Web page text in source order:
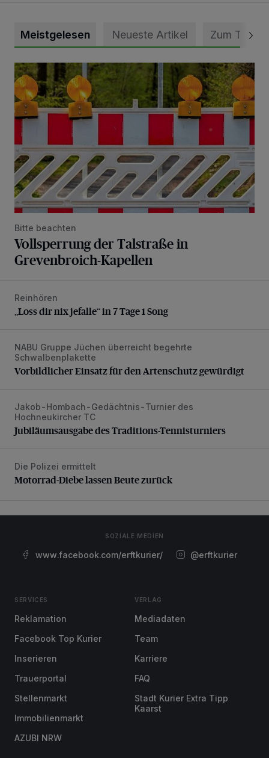
Meistgelesen Neueste Artikel Zum Thema
Vollsperrung der Talstraße in Grevenbroich-Kapellen
Bitte beachten
Vollsperrung der Talstraße in
Grevenbroich-Kapellen
„Loss dir nix jefalle“ in 7 Tage 1 Song
Reinhören
„Loss dir nix jefalle“ in 7 Tage 1 Song
Vorbildlicher Einsatz für den Artenschutz gewürdigt
NABU Gruppe Jüchen überreicht begehrte
Schwalbenplakette
Vorbildlicher Einsatz für den Artenschutz gewürdigt
Jubiläumsausgabe des Traditions-Tennisturniers
Jakob-Hombach-Gedächtnis-Turnier des
Hochneukircher TC
Jubiläumsausgabe des Traditions-Tennisturniers
Motorrad-Diebe lassen Beute zurück
Die Polizei ermittelt
Motorrad-Diebe lassen Beute zurück
SOZIALE MEDIEN
www.facebook.com/erftkurier/ @erftkurier
SERVICES
Reklamation
Facebook Top Kurier
Inserieren
Trauerportal
Stellenmarkt
Immobilienmarkt
AZUBI NRW
VERLAG
Mediadaten
Team
Karriere
FAQ
Stadt Kurier Extra Tipp
Kaarst